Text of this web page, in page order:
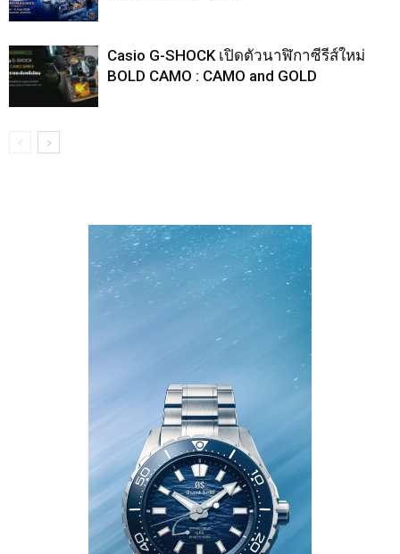
Casio G-SHOCK เปิดตัวนาฬิกาซีรีส์ใหม่
BOLD CAMO : CAMO and GOLD